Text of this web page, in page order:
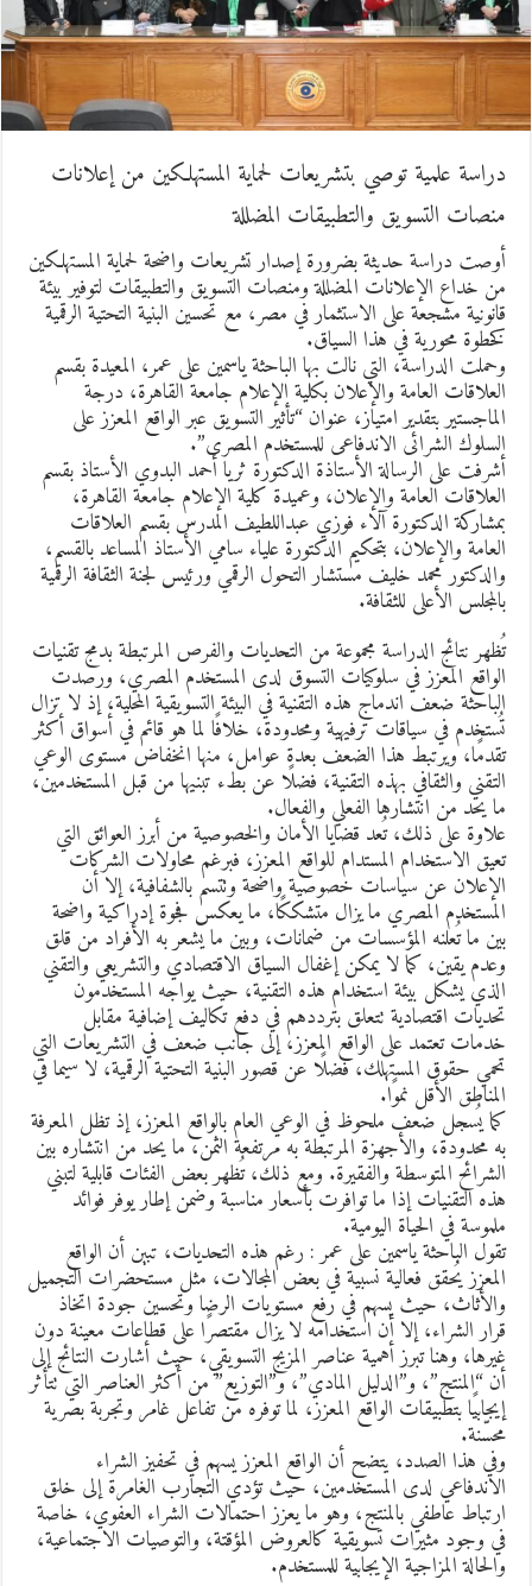
علمية توصي بتشريعات لحماية المستهلكين من إعلانات
التسويق والتطبيقات المضللة
دراسة حديثة بضرورة إصدار تشريعات واضحة لحماية المستهلكين
خداع الإعلانات المضللة ومنصات التسويق والتطبيقات لتوفير بيئة
مشجعة على الاستثمار في مصر، مع تحسين البنية التحتية الرقمية
محورية في هذا السياق.
الدراسة، التي نالت بها الباحثة ياسمين على عمر، المعيدة بقسم
العامة والإعلان بكلية الإعلام جامعة القاهرة، درجة
بتقدير امتياز، عنوان “تأثير التسويق عبر الواقع المعزز على
الشرائى الاندفاعى للمستخدم المصرى”.
على الرسالة الأستاذة الدكتورة ثريا أحمد البدوي الأستاذ بقسم
العامة والإعلان، وعميدة كلية الإعلام جامعة القاهرة،
الدكتورة آلاء فوزي عبداللطيف المدرس بقسم العلاقات
والإعلان، بتحكيم الدكتورة علياء سامي الأستاذ المساعد بالقسم،
محمد خليف مستشار التحول الرقمي ورئيس لجنة الثقافة الرقمية
الأعلى للثقافة.
نتائج الدراسة مجموعة من التحديات والفرص المرتبطة بدمج تقنيات
المعزز في سلوكيات التسوق لدى المستخدم المصري، ورصدت
ضعف اندماج هذه التقنية في البيئة التسويقية المحلية، إذ لا تزال
في سياقات ترفيهية ومحدودة، خلافًا لما هو قائم في أسواق أكثر
ويرتبط هذا الضعف بعدة عوامل، منها انخفاض مستوى الوعي
والثقافي بهذه التقنية، فضلًا عن بطء تبنيها من قبل المستخدمين،
يحد من انتشارها الفعلي والفعال.
على ذلك، تُعد قضايا الأمان والخصوصية من أبرز العوائق التي
الاستخدام المستدام للواقع المعزز، فبرغم محاولات الشركات
عن سياسات خصوصية واضحة وتتسم بالشفافية، إلا أن
المصري ما يزال متشككًا، ما يعكس فجوة إدراكية واضحة
ما تُعلنه المؤسسات من ضمانات، وبين ما يشعر به الأفراد من قلق
يقين، كما لا يمكن إغفال السياق الاقتصادي والتشريعي والتقني
يشكل بيئة استخدام هذه التقنية، حيث يواجه المستخدمون
اقتصادية تتعلق بترددهم في دفع تكاليف إضافية مقابل
تعتمد على الواقع المعزز، إلى جانب ضعف في التشريعات التي
حقوق المستهلك، فضلًا عن قصور البنية التحتية الرقمية، لا سيما في
الأقل نموًا.
يُسجل ضعف ملحوظ في الوعي العام بالواقع المعزز، إذ تظل المعرفة
محدودة، والأجهزة المرتبطة به مرتفعة الثمن، ما يحد من انتشاره بين
المتوسطة والفقيرة. ومع ذلك، تُظهر بعض الفئات قابلية لتبني
التقنيات إذا ما توافرت بأسعار مناسبة وضمن إطار يوفر فوائد
في الحياة اليومية.
الباحثة ياسمين على عمر : رغم هذه التحديات، تبين أن الواقع
يُحقق فعالية نسبية في بعض المجالات، مثل مستحضرات التجميل
حيث يسهم في رفع مستويات الرضا وتحسين جودة اتخاذ
الشراء، إلا أن استخدامه لا يزال مقتصرًا على قطاعات معينة دون
وهنا تبرز أهمية عناصر المزيج التسويقي، حيث أشارت النتائج إلى
“المنتج”، و”الدليل المادي”، و”التوزيع” من أكثر العناصر التي تتأثر
بتطبيقات الواقع المعزز، لما توفره من تفاعل غامر وتجربة بصرية
هذا الصدد، يتضح أن الواقع المعزز يسهم في تحفيز الشراء
لدى المستخدمين، حيث تؤدي التجارب الغامرة إلى خلق
عاطفي بالمنتج، وهو ما يعزز احتمالات الشراء العفوي، خاصة
وجود مثيرات تسويقية كالعروض المؤقتة، والتوصيات الاجتماعية،
المزاجية الإيجابية للمستخدم.